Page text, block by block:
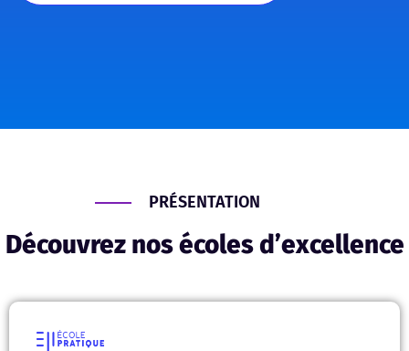
PRÉSENTATION
Découvrez nos écoles d’excellence